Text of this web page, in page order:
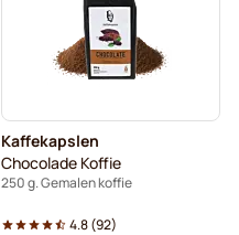
Kaffekapslen
Chocolade Koffie
250 g. Gemalen koffie
4.8(92)